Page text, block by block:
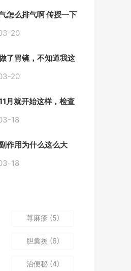
怎么排气啊 传授一下
20
了胃镜，不知道我这
20
月就开始这样，检查
胃炎，胃不疼，但是
来就好一些，还一直
各种药吃了都没效果
18
作用为什么这么大
18
荨麻疹 (5)
胆囊炎 (6)
治便秘(4)